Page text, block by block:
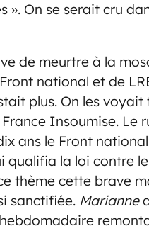
». On se serait cru
de meurtre à la
national et de
plus. On les
Insoumise. Le
ans le Front
qualifia la loi contre
thème cette brave
sanctifiée. Marianne